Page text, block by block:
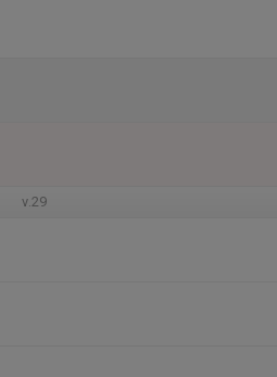
v.29